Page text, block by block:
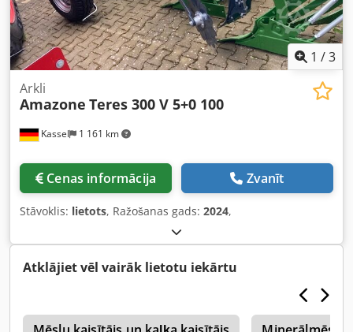
1 /3
Kassel 1 161 km
Arkli
Amazone Teres 300 V 5+0 100
Cenas informācija Zvanīt
Stāvoklis: lietots, Ražošanas gads: 2024,
Atklājiet vēl vairāk lietotu iekārtu